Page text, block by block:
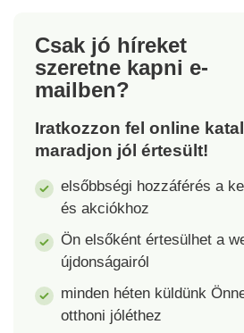
Térfogat: 14 l.
50
Csak jó híreket
szeretne kapni e-
mailben?
Iratkozzon fel online
maradjon jól értesült!
elsőbbségi hozzáférés a
és akciókhoz
Ön elsőként értesülhet a
újdonságairól
minden héten küldünk
otthoni jóléthez